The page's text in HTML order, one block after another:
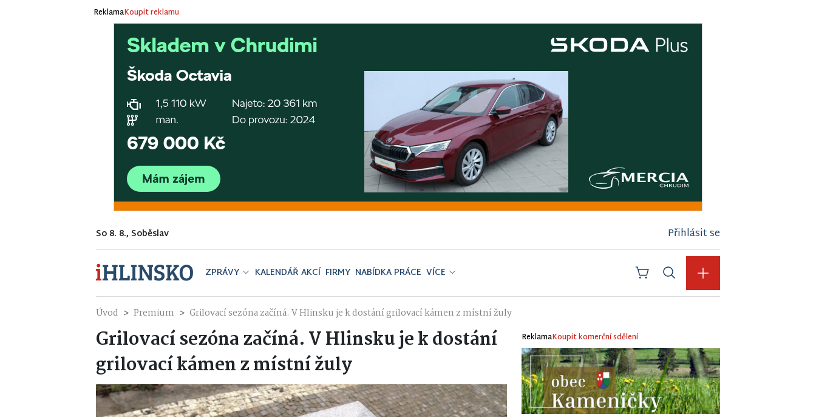
ReklamaKoupit reklamu
So 8. 8., Soběslav Přihlásit se
ZPRÁVY KALENDÁŘ AKCÍ FIRMY NABÍDKA PRÁCE VÍCE
Úvod Premium Grilovací sezóna začíná. V Hlinsku je k dostání grilovací kámen z místní žuly
Grilovací sezóna začíná. V Hlinsku je k dostání
grilovací kámen z místní žuly
ReklamaKoupit komerční sdělení